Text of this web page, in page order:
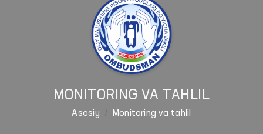
MONITORING VA TAHLIL
Asosiy Monitoring va tahlil